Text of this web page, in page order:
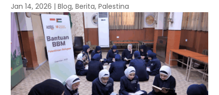
Jan 14, 2026 |Blog,Berita,Palestina